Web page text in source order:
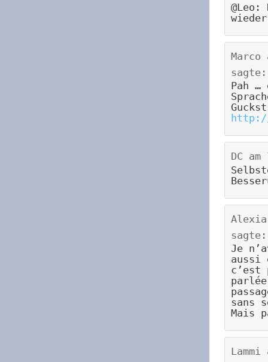
Marco
sagte:
Pah …
http://
DC am
Alexia
sagte:
Je
aussi
c’est
sans
Mais
Lammi